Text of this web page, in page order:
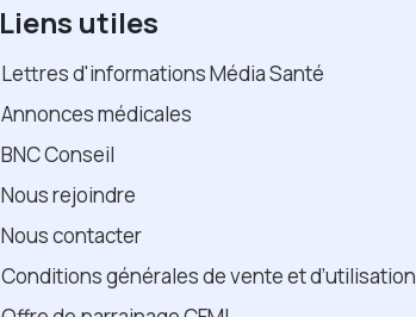
Liens utiles
Lettres d'informations Média Santé
Annonces médicales
BNC Conseil
Nous rejoindre
Nous contacter
Conditions générales de vente et d’utilisation